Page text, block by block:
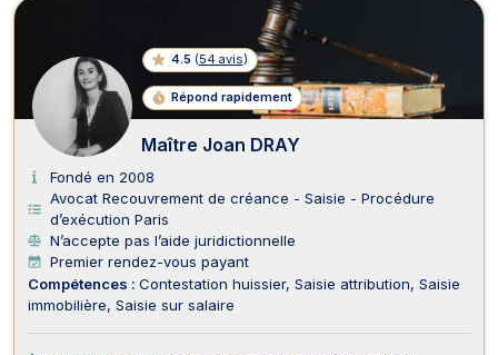
4.5 (54 avis)
Répond rapidement
Maître Joan DRAY
Fondé en 2008
Avocat Recouvrement de créance - Saisie - Procédure
d’exécution Paris
N’accepte pas l’aide juridictionnelle
Premier rendez-vous payant
Compétences : Contestation huissier Saisie attribution Saisie
immobilière Saisie sur salaire